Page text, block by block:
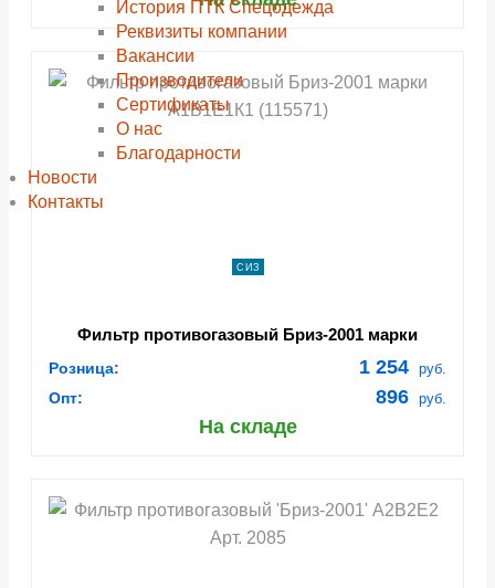
История ПТК Спецодежда
Реквизиты компании
Вакансии
Производители
Сертификаты
О нас
Благодарности
Новости
Контакты
СИЗ
Фильтр противогазовый Бриз-2001 марки
Розница: 1 254 руб.
Опт: 896 руб.
На складе